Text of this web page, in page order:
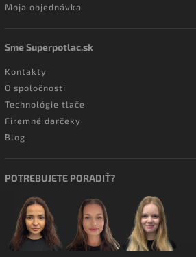
Moja objednávka
Sme Superpotlac.sk
Kontakty
O spoločnosti
Technológie tlače
Firemné darčeky
Blog
POTREBUJETE PORADIŤ?